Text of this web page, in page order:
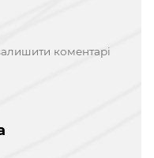
коментарі